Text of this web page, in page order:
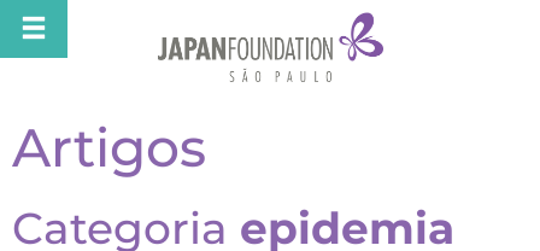
Artigos
Categoria epidemia